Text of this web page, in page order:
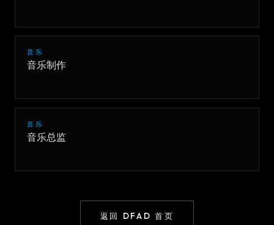
音乐
音乐制作
音乐
音乐总监
返回 DFAD 首页